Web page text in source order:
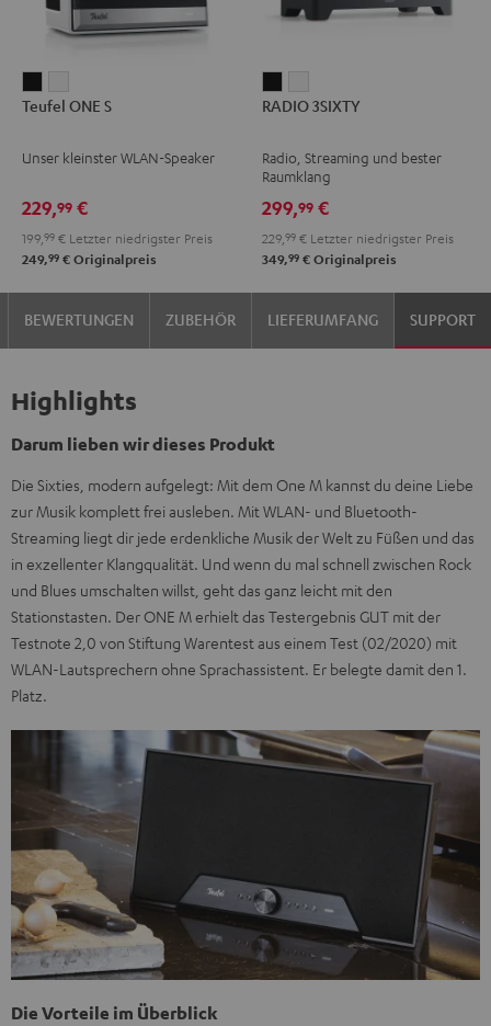
ONE
Schwarz
ONE
Weiß
Teufel ONE S
Unser kleinster WLAN-Speaker
229,99 €
199, 99 € Letzter niedrigster Preis
249,99 € Originalpreis
3SIXTY3SIXTY
RADIO 3SIXTY
Radio, Streaming und bester
Raumklang
299,99 €
229, 99 € Letzter niedrigster Preis
349,99 € Originalpreis
BEWERTUNGEN ZUBEHÖR LIEFERUMFANG SUPPORT
Highlights
Darum lieben wir dieses Produkt
Die Sixties, modern aufgelegt: Mit dem One M kannst du deine Liebe
zur Musik komplett frei ausleben. Mit WLAN- und Bluetooth-
Streaming liegt dir jede erdenkliche Musik der Welt zu Füßen und das
in exzellenter Klangqualität. Und wenn du mal schnell zwischen Rock
und Blues umschalten willst, geht das ganz leicht mit den
Stationstasten. Der ONE M erhielt das Testergebnis GUT mit der
Testnote 2,0 von Stiftung Warentest aus einem Test (02/2020) mit
WLAN-Lautsprechern ohne Sprachassistent. Er belegte damit den 1.
Platz.
Die Vorteile im Überblick